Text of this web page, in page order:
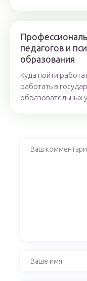
педагогов и
образования
Куда пойти
работать в
образовательных